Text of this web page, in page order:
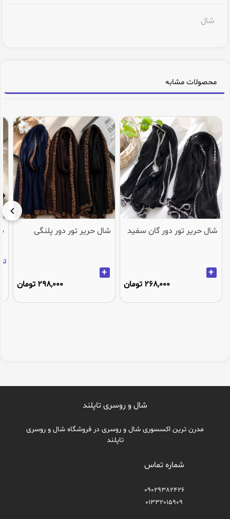
شال
محصولات مشابه
شال حریر تور دور گان سفید
+
268,000 تومان
شال حریر تور دور پلنگی
+
298,000 تومان
تنها 3عدد
شال و روسری تاپلند
مدرن ترین اکسسوری شال و روسری در فروشگاه شال و روسری
تاپلند
شماره تماس
09029382426
01332015909